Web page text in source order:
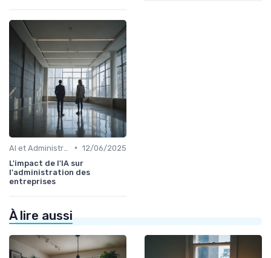
• 12/06/2025
L'impact de l'IA sur
l'administration des
entreprises
À lire aussi